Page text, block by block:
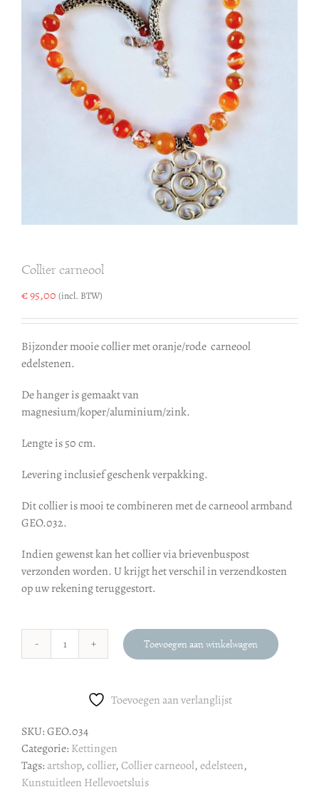
Collier carneool
€95,00 (incl. BTW)
Bijzonder mooie collier met oranje/rode carneool
edelstenen.
De hanger is gemaakt van
magnesium/koper/aluminium/zink.
Lengte is 50 cm.
Levering inclusief geschenk verpakking.
Dit collier is mooi te combineren met de carneool armband
GEO.032.
Indien gewenst kan het collier via brievenbuspost
verzonden worden. U krijgt het verschil in verzendkosten
op uw rekening teruggestort.
Collier
Toevoegen aan winkelwagen
Toevoegen aan verlanglijst
SKU:GEO.034
Categorie:Kettingen
Tags:artshop,collier,Collier carneool,edelsteen,
Kunstuitleen Hellevoetsluis